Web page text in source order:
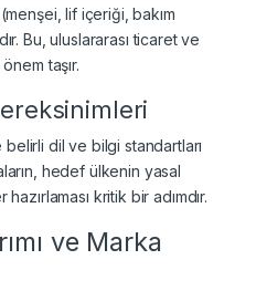
lif içeriği, bakım
Bu, uluslararası ticaret ve
taşır.
dil ve bilgi standartları
hedef ülkenin yasal
kritik bir adımdır.
ve Marka